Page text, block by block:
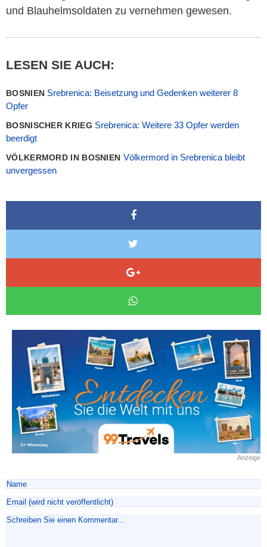
und Blauhelmsoldaten zu vernehmen gewesen.
LESEN SIE AUCH:
BOSNIEN Srebrenica: Beisetzung und Gedenken weiterer 8
Opfer
BOSNISCHER KRIEG Srebrenica: Weitere 33 Opfer werden
beerdigt
VÖLKERMORD IN BOSNIEN Völkermord in Srebrenica bleibt
unvergessen
Anzeige